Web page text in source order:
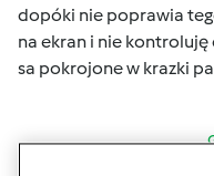
dopóki nie poprawia
na ekran i nie kontroluję
sa pokrojone w krazki